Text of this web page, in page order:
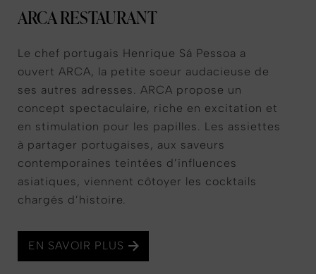
ARCA RESTAURANT
Le chef portugais Henrique Sá Pessoa a
ouvert ARCA, la petite soeur audacieuse de
ses autres adresses. ARCA propose un
concept spectaculaire, riche en excitation et
en stimulation pour les papilles. Les assiettes
à partager portugaises, aux saveurs
contemporaines teintées d’influences
asiatiques, viennent côtoyer les cocktails
chargés d’histoire.
EN SAVOIR PLUS